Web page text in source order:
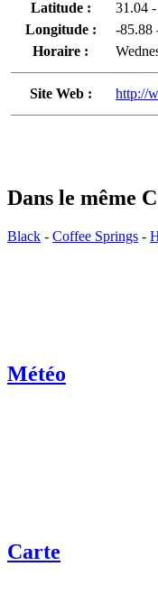
Latitude :
31.04
Longitude :
-85.88
Horaire :
Site Web : http://
Dans le même
Black - Coffee Springs -
Météo
Carte